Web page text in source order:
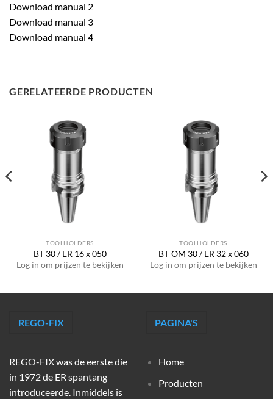
Download manual 2
Download manual 3
Download manual 4
GERELATEERDE PRODUCTEN
TOOLHOLDERS
BT 30 / ER 16 x 050
Log in om prijzen te bekijken
TOOLHOLDERS
BT-OM 30 / ER 32 x 060
Log in om prijzen te bekijken
REGO-FIX
REGO-FIX was de eerste die
in 1972 de ER spantang
introduceerde. Inmiddels is
PAGINA'S
Home
Producten